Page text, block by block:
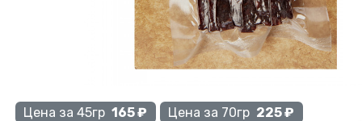
Цена за 45гр165 ₽ Цена за 70гр 225 ₽